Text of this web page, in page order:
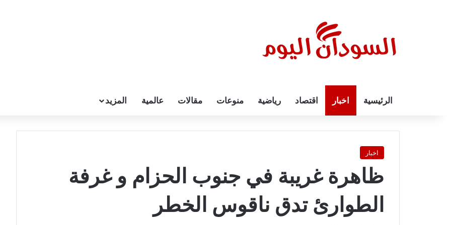
الرئيسية اخبار اقتصاد رياضية منوعات مقالات عالمية المزيد
اخبار
ظاهرة غريبة في جنوب الحزام و غرفة
الطوارئ تدق ناقوس الخطر